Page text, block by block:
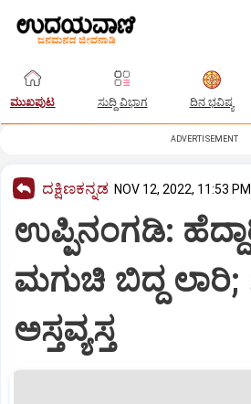
ಮುಖಪುಟ ಸುದ್ದಿ ವಿಭಾಗ ದಿನ ಭವಿಷ್ಯ
ADVERTISEMENT
ದಕ್ಷಿಣಕನ್ನಡ NOV 12, 2022, 11:53
ಉಪ್ಪಿನಂಗಡಿ:
ಮಗುಚಿ ಬಿದ್ದ ಲಾರಿ;
ಅಸ್ತವ್ಯಸ್ತ